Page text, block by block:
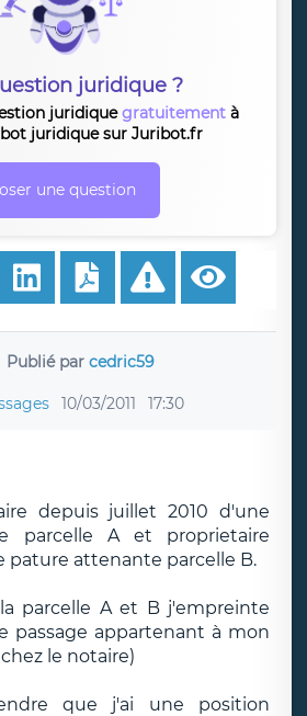
juridique ?
juridiquegratuitement à
juridique sur Juribot.fr
une question
Publié parcedric59
10/03/2011 17:30
depuis juillet 2010 d'une
parcelle A et proprietaire
pature attenante parcelle B.
parcelle A et B j'empreinte
passage appartenant à mon
le notaire)
que j'ai une position